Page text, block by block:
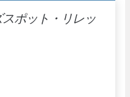
ポット・リレッ